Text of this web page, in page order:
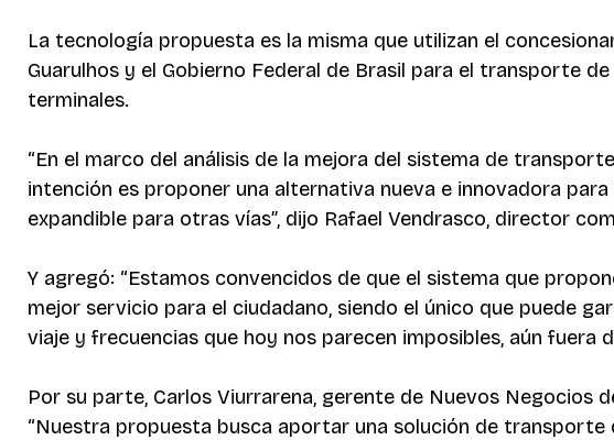
La tecnología propuesta es la misma que utilizan el
Guarulhos y el Gobierno Federal de Brasil para el transporte
terminales.
“En el marco del análisis de la mejora del sistema de
intención es proponer una alternativa nueva e innovadora
expandible para otras vías”, dijo Rafael Vendrasco, director
Y agregó: “Estamos convencidos de que el sistema que
mejor servicio para el ciudadano, siendo el único que puede
viaje y frecuencias que hoy nos parecen imposibles, aún fuera
Por su parte, Carlos Viurrarena, gerente de Nuevos Negocios
“Nuestra propuesta busca aportar una solución de transporte